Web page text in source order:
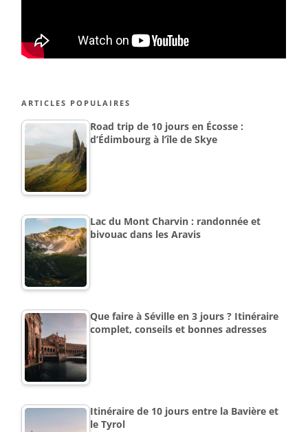
ARTICLES POPULAIRES
Road trip de 10 jours en Écosse :
d’Édimbourg à l’île de Skye
Lac du Mont Charvin : randonnée et
bivouac dans les Aravis
Que faire à Séville en 3 jours ? Itinéraire
complet, conseils et bonnes adresses
Itinéraire de 10 jours entre la Bavière et
le Tyrol